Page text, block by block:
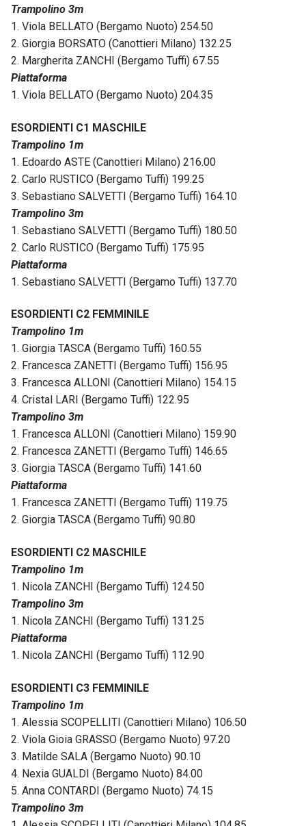
Trampolino 3m
1. Viola BELLATO (Bergamo Nuoto) 254.50
2. Giorgia BORSATO (Canottieri Milano) 132.25
2. Margherita ZANCHI (Bergamo Tuffi) 67.55
Piattaforma
1. Viola BELLATO (Bergamo Nuoto) 204.35
ESORDIENTI C1 MASCHILE
Trampolino 1m
1. Edoardo ASTE (Canottieri Milano) 216.00
2. Carlo RUSTICO (Bergamo Tuffi) 199.25
3. Sebastiano SALVETTI (Bergamo Tuffi) 164.10
Trampolino 3m
1. Sebastiano SALVETTI (Bergamo Tuffi) 180.50
2. Carlo RUSTICO (Bergamo Tuffi) 175.95
Piattaforma
1. Sebastiano SALVETTI (Bergamo Tuffi) 137.70
ESORDIENTI C2 FEMMINILE
Trampolino 1m
1. Giorgia TASCA (Bergamo Tuffi) 160.55
2. Francesca ZANETTI (Bergamo Tuffi) 156.95
3. Francesca ALLONI (Canottieri Milano) 154.15
4. Cristal LARI (Bergamo Tuffi) 122.95
Trampolino 3m
1. Francesca ALLONI (Canottieri Milano) 159.90
2. Francesca ZANETTI (Bergamo Tuffi) 146.65
3. Giorgia TASCA (Bergamo Tuffi) 141.60
Piattaforma
1. Francesca ZANETTI (Bergamo Tuffi) 119.75
2. Giorgia TASCA (Bergamo Tuffi) 90.80
ESORDIENTI C2 MASCHILE
Trampolino 1m
1. Nicola ZANCHI (Bergamo Tuffi) 124.50
Trampolino 3m
1. Nicola ZANCHI (Bergamo Tuffi) 131.25
Piattaforma
1. Nicola ZANCHI (Bergamo Tuffi) 112.90
ESORDIENTI C3 FEMMINILE
Trampolino 1m
1. Alessia SCOPELLITI (Canottieri Milano) 106.50
2. Viola Gioia GRASSO (Bergamo Nuoto) 97.20
3. Matilde SALA (Bergamo Nuoto) 90.10
4. Nexia GUALDI (Bergamo Nuoto) 84.00
5. Anna CONTARDI (Bergamo Nuoto) 74.15
Trampolino 3m